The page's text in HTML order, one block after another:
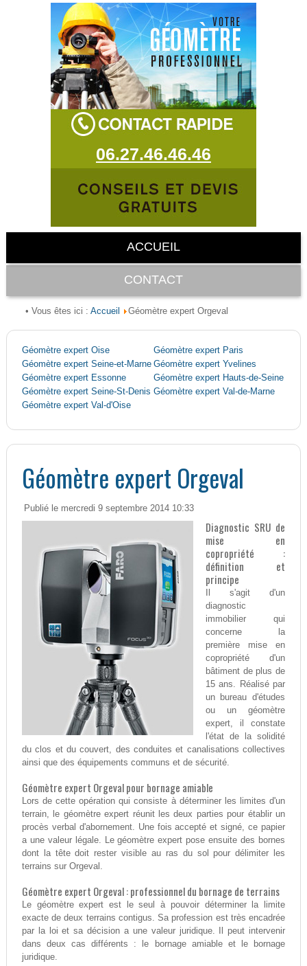
06.27.46.46.46
ACCUEIL
CONTACT
• Vous êtes ici : Accueil Géomètre expert Orgeval
Géomètre expert Oise
Géomètre expert Paris
Géomètre expert Seine-et-Marne Géomètre expert Yvelines
Géomètre expert Essonne
Géomètre expert Hauts-de-Seine
Géomètre expert Seine-St-Denis Géomètre expert Val-de-Marne
Géomètre expert Val-d'Oise
Géomètre expert Orgeval
Publié le mercredi 9 septembre 2014 10:33
Diagnostic SRU de
mise en
copropriété :
définition et
principe
Il s'agit d'un
diagnostic
immobilier qui
concerne la
première mise en
copropriété d'un
bâtiment de plus de
15 ans. Réalisé par
un bureau d'études
ou un géomètre
expert, il constate
l'état de la solidité
du clos et du couvert, des conduites et canalisations collectives
ainsi que des équipements communs et de sécurité.
Géomètre expert Orgeval pour bornage amiable
Lors de cette opération qui consiste à déterminer les limites d'un
terrain, le géomètre expert réunit les deux parties pour établir un
procès verbal d'abornement. Une fois accepté et signé, ce papier
a une valeur légale. Le géomètre expert pose ensuite des bornes
dont la tête doit rester visible au ras du sol pour délimiter les
terrains sur Orgeval.
Géomètre expert Orgeval : professionnel du bornage de terrains
Le géomètre expert est le seul à pouvoir déterminer la limite
exacte de deux terrains contigus. Sa profession est très encadrée
par la loi et sa décision a une valeur juridique. Il peut intervenir
dans deux cas différents : le bornage amiable et le bornage
juridique.